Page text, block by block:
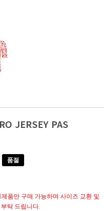
JERSEY PAS
품절
품만 구매 가능하며 사이즈 교환 및
탁 드립니다.